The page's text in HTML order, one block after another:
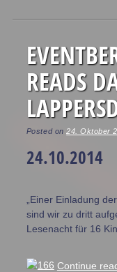
READS
Posted on24. Oktober
24.10.2014
„Einer Einladung
sind wir zu dritt
Lesenacht für 16
Continue